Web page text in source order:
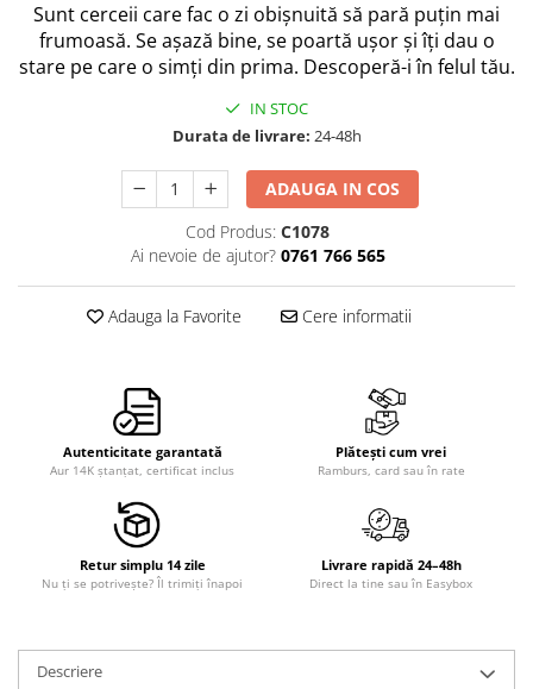
Sunt cerceii care fac o zi obișnuită să pară puțin mai
frumoasă. Se așază bine, se poartă ușor și îți dau o
stare pe care o simți din prima. Descoperă-i în felul tău.
IN STOC
Durata de livrare: 24-48h
ADAUGA IN COS
Cod Produs: C1078
Ai nevoie de ajutor? 0761 766 565
Adauga la Favorite Cere informatii
Autenticitate garantată
Aur 14K ștanțat, certificat inclus
Plătești cum vrei
Ramburs, card sau în rate
Retur simplu 14 zile
Nu ți se potrivește? Îl trimiți înapoi
Livrare rapidă 24–48h
Direct la tine sau în Easybox
Descriere